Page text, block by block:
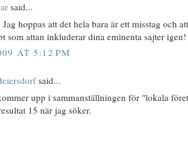
said...
hoppas att det hela bara är ett misstag och att
som attan inkluderar dina eminenta sajter igen!
AT 5:12 PM
said...
upp i sammanställningen för "lokala
15 när jag söker.